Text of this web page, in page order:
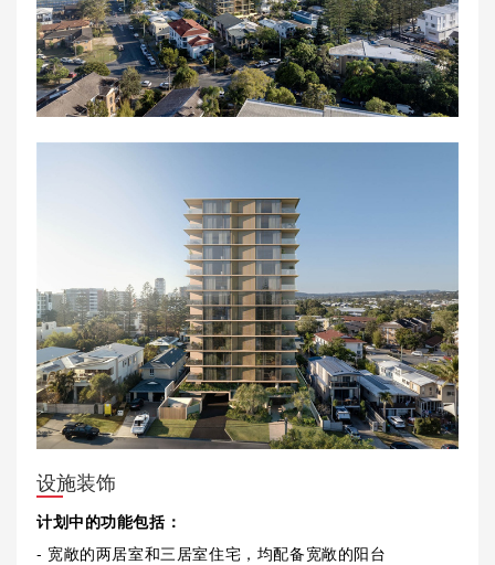
设施装饰
计划中的功能包括：
- 宽敞的两居室和三居室住宅，均配备宽敞的阳台